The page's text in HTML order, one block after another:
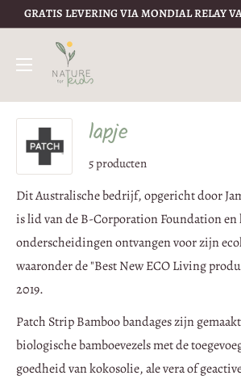
GRATIS LEVERING VIA MONDIAL RELAY
lapje
5 producten
Dit Australische bedrijf, opgericht door
is lid van de B-Corporation Foundation en
onderscheidingen ontvangen voor zijn
waaronder de "Best New ECO Living
2019.
Patch Strip Bamboo bandages zijn
biologische bamboevezels met de
goedheid van kokosolie, ale vera of